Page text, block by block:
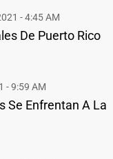
- 4:45 AM
De Puerto Rico
- 9:59 AM
Se Enfrentan A La